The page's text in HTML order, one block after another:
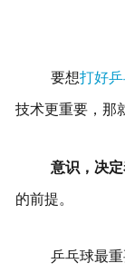
要想打好
技术更重要，那
意识，决
的前提。
乒乓球最